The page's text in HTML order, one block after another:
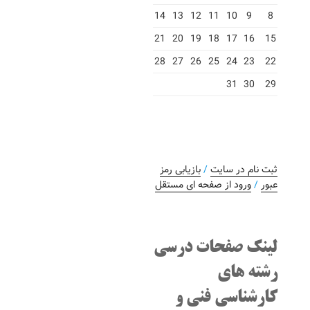
8
9
10
11
12
13
14
15
16
17
18
19
20
21
22
23
24
25
26
27
28
29
30
31
ثبت نام در سایت/بازیابی رمز
عبور /ورود از صفحه ای مستقل
لینک صفحات درسی
رشته های
کارشناسی فنی و